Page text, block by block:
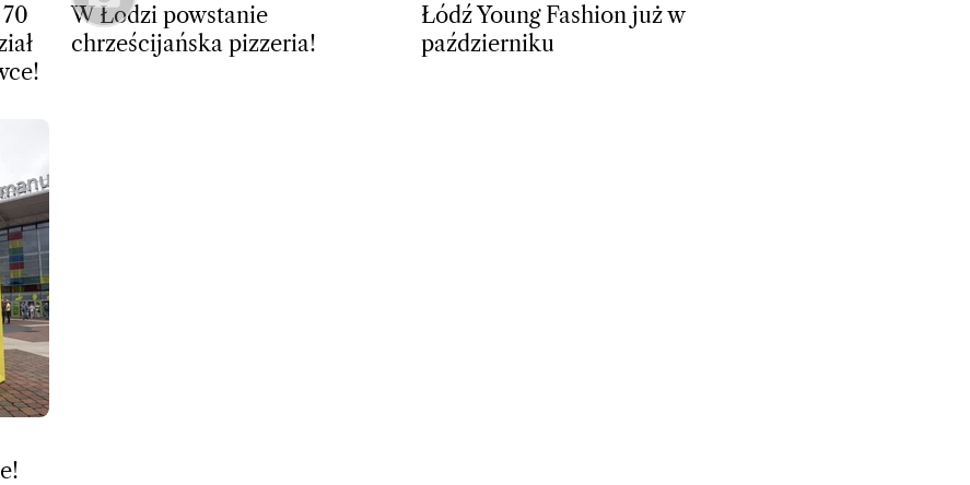
W Łodzi powstanie
chrześcijańska pizzeria!
Łódź Young Fashion już w
październiku